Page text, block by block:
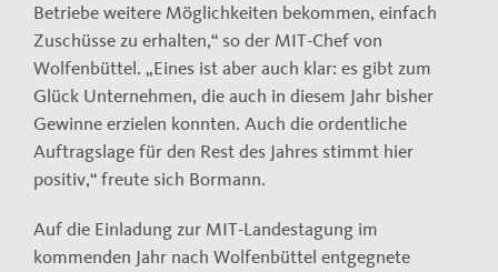
Betriebe weitere Möglichkeiten bekommen, einfach
Zuschüsse zu erhalten,“ so der MIT-Chef von
Wolfenbüttel. „Eines ist aber auch klar: es gibt zum
Glück Unternehmen, die auch in diesem Jahr bisher
Gewinne erzielen konnten. Auch die ordentliche
Auftragslage für den Rest des Jahres stimmt hier
positiv,“ freute sich Bormann.
Auf die Einladung zur MIT-Landestagung im
kommenden Jahr nach Wolfenbüttel entgegnete